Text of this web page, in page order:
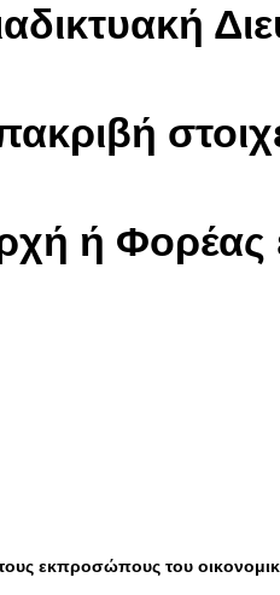
ή Φορέας
εκπροσώπους του